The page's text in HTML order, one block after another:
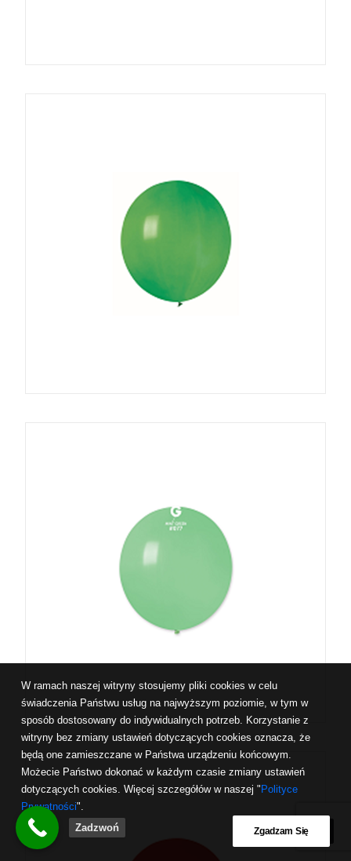
W ramach naszej witryny stosujemy pliki cookies w celu
świadczenia Państwu usług na najwyższym poziomie, w tym w
sposób dostosowany do indywidualnych potrzeb. Korzystanie z
witryny bez zmiany ustawień dotyczących cookies oznacza, że
będą one zamieszczane w Państwa urządzeniu końcowym.
Możecie Państwo dokonać w każdym czasie zmiany ustawień
dotyczących cookies. Więcej szczegółów w naszej " Polityce
Prywatności".
Zgadzam Się
Zadzwoń